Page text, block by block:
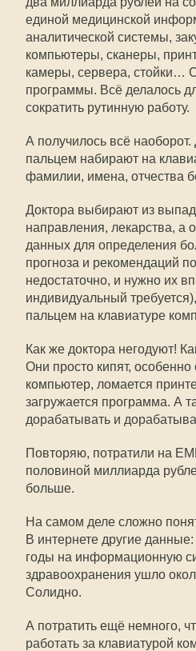
единой медицинской
аналитической системы,
компьютеры, сканеры,
камеры, сервера, стойки…
программы. Всё делалось
сократить рутинную работу.
А получилось всё
пальцем набирают на
фамилии, имена, отчества
Доктора выбирают из
направления, лекарства, а
данных для определения
прогноза и рекомендаций
недостаточно, и нужно их
индивидуальный
пальцем на клавиатуре
Как же доктора негодуют!
Они просто кипят, особенно
компьютер, ломается
загружается программа. А
дорабатывать и
Повторяю, потратили на
половиной миллиарда
больше.
На самом деле сложно
В интернете другие
годы на информационную
здравоохранения ушло
Солидно.
А потратить ещё немного,
работать за клавиатурой